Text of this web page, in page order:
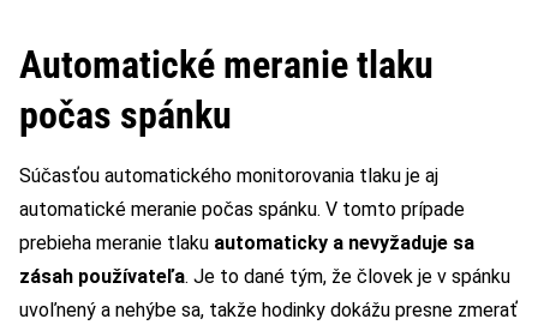
Automatické meranie tlaku
počas spánku
Súčasťou automatického monitorovania tlaku je aj
automatické meranie počas spánku. V tomto prípade
prebieha meranie tlaku automaticky a nevyžaduje sa
zásah používateľa. Je to dané tým, že človek je v spánku
uvoľnený a nehýbe sa, takže hodinky dokážu presne zmerať